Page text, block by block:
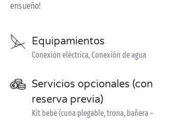
ensueño!
Equipamientos
Conexión eléctrica, Conexión de agua
Servicios opcionales (con
reserva previa)
Kit bebé (cuna plegable, trona, bañera –